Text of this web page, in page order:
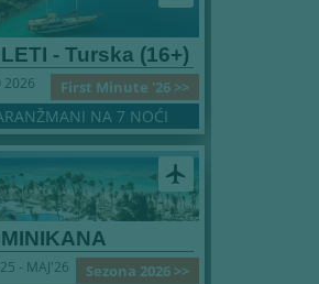
- Turska (16+)
First Minute '26 >>
2026
NA 7 NOĆI
airplanemode_active
Sezona 2026 >>
- MAJ'26